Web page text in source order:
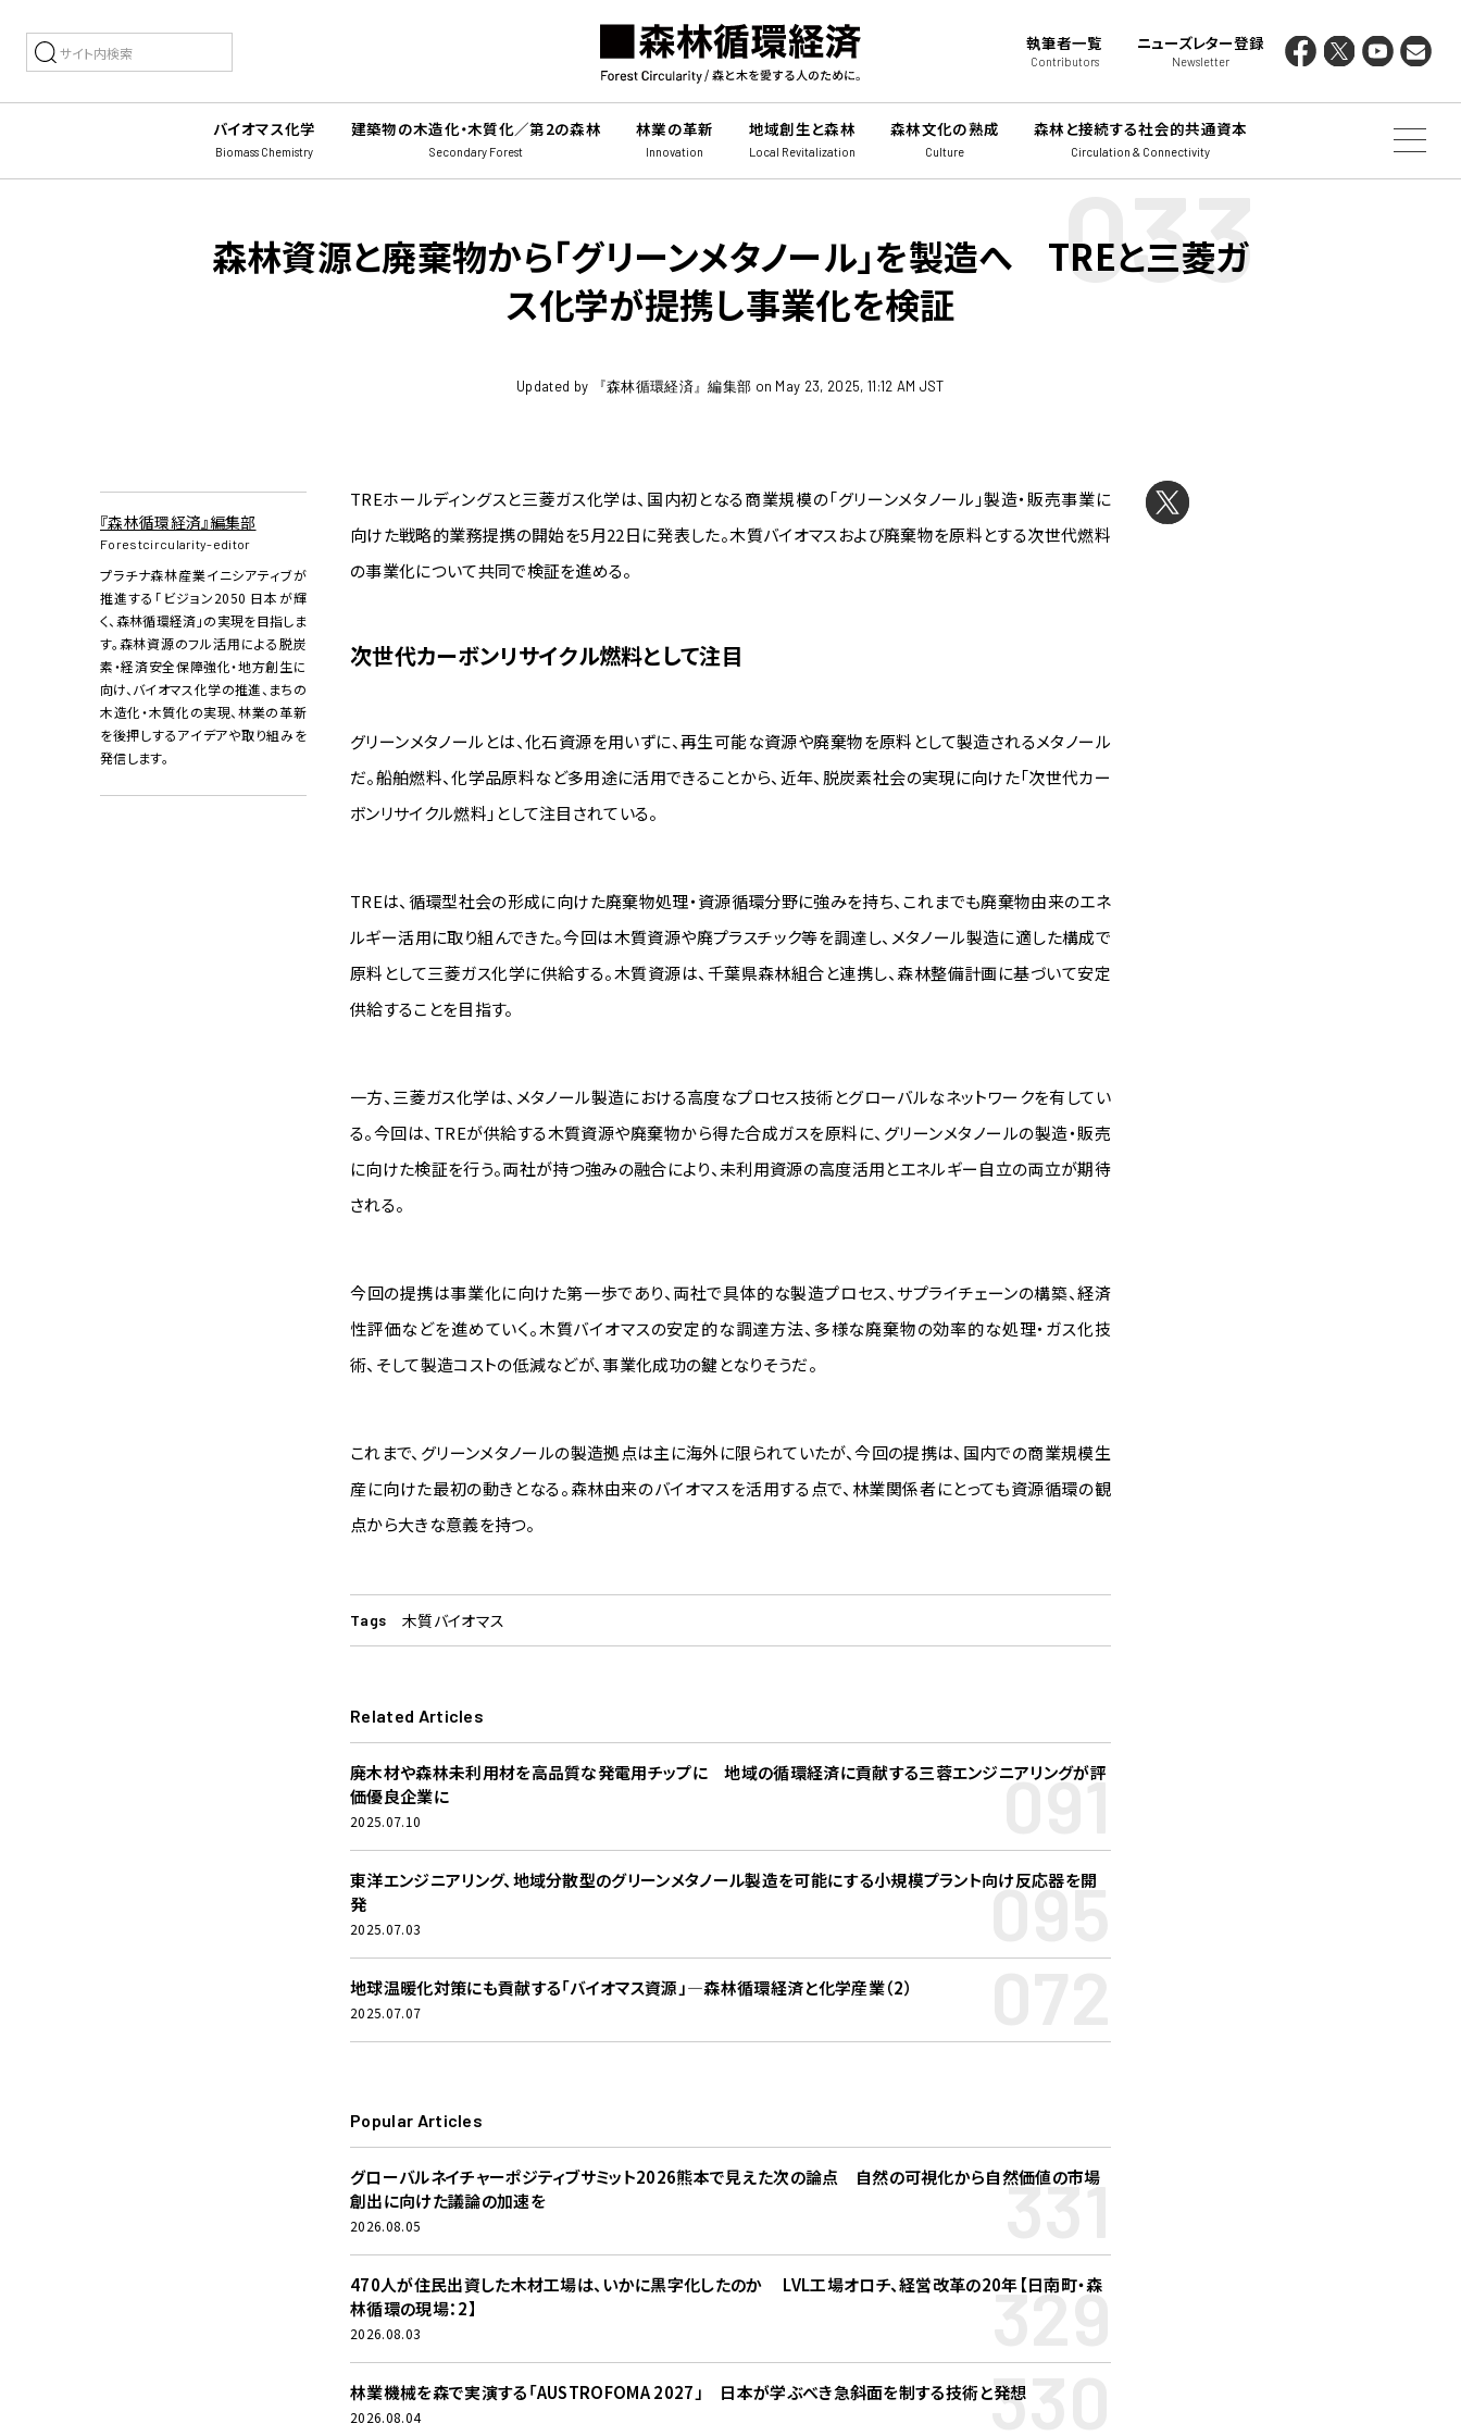
執筆者一覧
Contributors
ニューズレター登録
Newsletter
バイオマス化学
Biomass Chemistry
建築物の木造化・木質化／第2の森林
Secondary Forest
林業の革新
Innovation
地域創生と森林
Local Revitalization
森林文化の熟成
Culture
森林と接続する社会的共通資本
Circulation & Connectivity
森林資源と廃棄物から「グリーンメタノール」を製造へ TREと三菱ガ
ス化学が提携し事業化を検証
033
Updated by 『森林循環経済』編集部 on May 23, 2025, 11:12 AM JST
『森林循環経済』編集部
Forestcircularity-editor
プラチナ森林産業イニシアティブが
推進する「ビジョン2050 日本が輝
く、森林循環経済」の実現を目指しま
す。森林資源のフル活用による脱炭
素・経済安全保障強化・地方創生に
向け、バイオマス化学の推進、まちの
木造化・木質化の実現、林業の革新
を後押しするアイデアや取り組みを
発信します。
TREホールディングスと三菱ガス化学は、国内初となる商業規模の「グリーンメタノール」製造・販売事業に
向けた戦略的業務提携の開始を5月22日に発表した。木質バイオマスおよび廃棄物を原料とする次世代燃料
の事業化について共同で検証を進める。
次世代カーボンリサイクル燃料として注目
グリーンメタノールとは、化石資源を用いずに、再生可能な資源や廃棄物を原料として製造されるメタノール
だ。船舶燃料、化学品原料など多用途に活用できることから、近年、脱炭素社会の実現に向けた「次世代カー
ボンリサイクル燃料」として注目されている。
TREは、循環型社会の形成に向けた廃棄物処理・資源循環分野に強みを持ち、これまでも廃棄物由来のエネ
ルギー活用に取り組んできた。今回は木質資源や廃プラスチック等を調達し、メタノール製造に適した構成で
原料として三菱ガス化学に供給する。木質資源は、千葉県森林組合と連携し、森林整備計画に基づいて安定
供給することを目指す。
一方、三菱ガス化学は、メタノール製造における高度なプロセス技術とグローバルなネットワークを有してい
る。今回は、TREが供給する木質資源や廃棄物から得た合成ガスを原料に、グリーンメタノールの製造・販売
に向けた検証を行う。両社が持つ強みの融合により、未利用資源の高度活用とエネルギー自立の両立が期待
される。
今回の提携は事業化に向けた第一歩であり、両社で具体的な製造プロセス、サプライチェーンの構築、経済
性評価などを進めていく。木質バイオマスの安定的な調達方法、多様な廃棄物の効率的な処理・ガス化技
術、そして製造コストの低減などが、事業化成功の鍵となりそうだ。
これまで、グリーンメタノールの製造拠点は主に海外に限られていたが、今回の提携は、国内での商業規模生
産に向けた最初の動きとなる。森林由来のバイオマスを活用する点で、林業関係者にとっても資源循環の観
点から大きな意義を持つ。
Tags 木質バイオマス
Related Articles
廃木材や森林未利用材を高品質な発電用チップに 地域の循環経済に貢献する三蓉エンジニアリングが評
価優良企業に
091
2025.07.10
東洋エンジニアリング、地域分散型のグリーンメタノール製造を可能にする小規模プラント向け反応器を開
発
095
2025.07.03
地球温暖化対策にも貢献する「バイオマス資源」―森林循環経済と化学産業（2）
2025.07.07
Popular Articles
グローバルネイチャーポジティブサミット2026熊本で見えた次の論点 自然の可視化から自然価値の市場
創出に向けた議論の加速を
331
2026.08.05
470人が住民出資した木材工場は、いかに黒字化したのか LVL工場オロチ、経営改革の20年【日南町・森
林循環の現場：2】
329
2026.08.03
林業機械を森で実演する「AUSTROFOMA 2027」 日本が学ぶべき急斜面を制する技術と発想330
2026.08.04